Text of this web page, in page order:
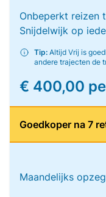
Onbeperkt reizen
Snijdelwijk op
Tip: Altijd Vrij is
andere trajecten de
€ 400,00
Goedkoper na 7
Maandelijks